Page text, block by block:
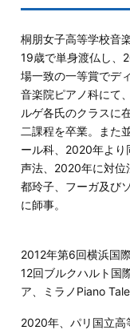
桐朋女子高等学校音
19歳で単身渡仏し、
場一致の一等賞でデ
音楽院ピアノ科にて
ルゲ各氏のクラスに
二課程を卒業。また
ール科、2020年より
声法、2020年に対位
都玲子、フーガ及び
に師事。
2012年第6回横浜国
12回ブルクハルト国
ア、ミラノPiano
2020年、パリ国立高